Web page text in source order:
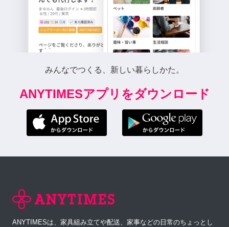
みんなでつくる、新しい暮らしかた。
ANYTIMESアプリをダウンロード
ANYTIMESは、家具組み立てや配送、家事などの日常のちょっとし